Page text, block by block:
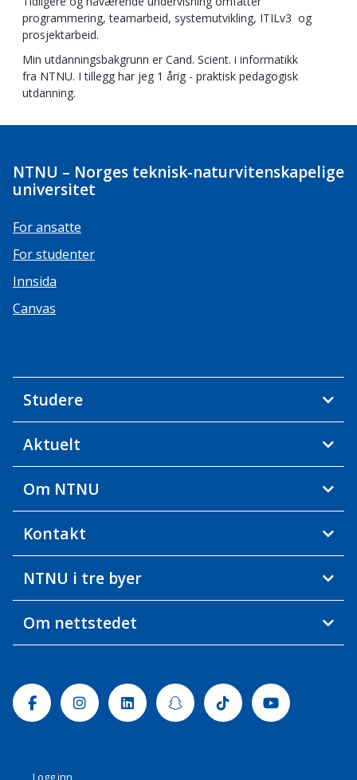
programmering, teamarbeid, systemutvikling, ITILv3 og
prosjektarbeid.
Min utdanningsbakgrunn er Cand. Scient. i informatikk
fra NTNU. I tillegg har jeg 1 årig - praktisk pedagogisk
utdanning.
NTNU – Norges teknisk-naturvitenskapelige
universitet
For ansatte
For studenter
Innsida
Canvas
Studere
Aktuelt
Om NTNU
Kontakt
NTNU i tre byer
Om nettstedet
FacebookInstagramLinkedinSnapchatTiktok Youtube
Logg inn